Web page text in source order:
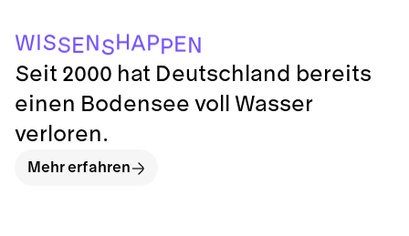
WISSENSHAPPEN
Seit 2000 hat Deutschland bereits
einen Bodensee voll Wasser
verloren.
Mehr erfahren